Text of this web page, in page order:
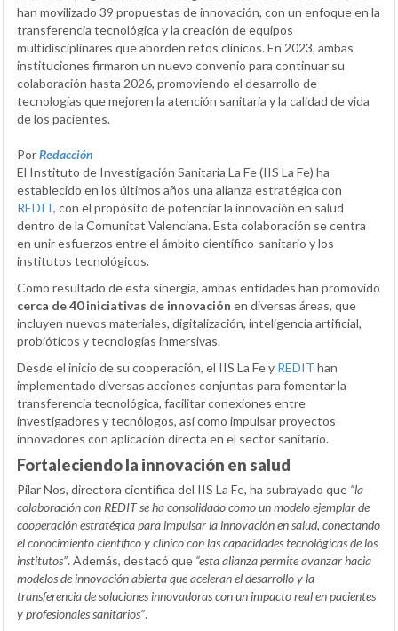
han movilizado 39 propuestas de innovación, con un enfoque en la
transferencia tecnológica y la creación de equipos
multidisciplinares que aborden retos clínicos. En 2023, ambas
instituciones firmaron un nuevo convenio para continuar su
colaboración hasta 2026, promoviendo el desarrollo de
tecnologías que mejoren la atención sanitaria y la calidad de vida
de los pacientes.
PorRedacción
El Instituto de Investigación Sanitaria La Fe (IIS La Fe) ha
establecido en los últimos años una alianza estratégica con
REDIT, con el propósito de potenciar la innovación en salud
dentro de la Comunitat Valenciana. Esta colaboración se centra
en unir esfuerzos entre el ámbito científico-sanitario y los
institutos tecnológicos.
Como resultado de esta sinergia, ambas entidades han promovido
cerca de 40 iniciativas de innovación en diversas áreas, que
incluyen nuevos materiales, digitalización, inteligencia artificial,
probióticos y tecnologías inmersivas.
Desde el inicio de su cooperación, el IIS La Fe y REDIT han
implementado diversas acciones conjuntas para fomentar la
transferencia tecnológica, facilitar conexiones entre
investigadores y tecnólogos, así como impulsar proyectos
innovadores con aplicación directa en el sector sanitario.
Fortaleciendo la innovación en salud
Pilar Nos, directora científica del IIS La Fe, ha subrayado que “la
colaboración con REDIT se ha consolidado como un modelo ejemplar de
cooperación estratégica para impulsar la innovación en salud, conectando
el conocimiento científico y clínico con las capacidades tecnológicas de los
institutos”. Además, destacó que “esta alianza permite avanzar hacia
modelos de innovación abierta que aceleran el desarrollo y la
transferencia de soluciones innovadoras con un impacto real en pacientes
y profesionales sanitarios”.